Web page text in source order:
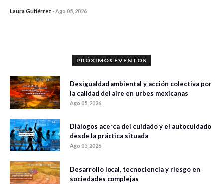
Laura Gutiérrez -Ago 05, 2026
PRÓXIMOS EVENTOS
Desigualdad ambiental y acción colectiva por
la calidad del aire en urbes mexicanas
Ago 05, 2026
Diálogos acerca del cuidado y el autocuidado
desde la práctica situada
Ago 05, 2026
Desarrollo local, tecnociencia y riesgo en
sociedades complejas